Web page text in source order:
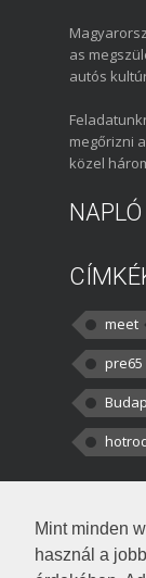
Mint minden
használ a
as
autós
megőrizni
közel
NAPLÓ
meet
pre65
darabbaal